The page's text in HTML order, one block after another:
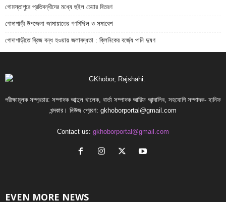
গোমস্তাপুরে প্রতিবন্ধীদের মধ্যে হুইল চেয়ার বিতরণ
গোদাগাড়ী উপজেলা জামায়াতের গণমিছিল ও সমাবেশ
গোদাগাড়ীতে ব্রিজ বন্ধ হওয়ায় জলাবদ্ধতা : ক্লিনিকের বর্জ্যে পানি দুষণ
পরীক্ষামূলক সম্প্রচার: সম্পাদক আব্দুল খালেক, বার্তা সম্পাদক আরিফ আন্দালিব, সহযোগি সম্পাদক- হানিফ
খন্দকার। নিউজ প্রেরণ: gkhoborportal@gmail.com
Contact us: gkhoborportal@gmail.com
EVEN MORE NEWS